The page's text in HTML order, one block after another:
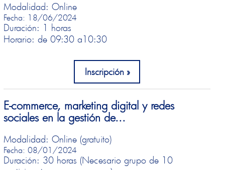
Modalidad: Online
Fecha: 18/06/2024
Duración: 1 horas
Horario: de 09:30 a10:30
Inscripción
E-commerce, marketing digital y redes
sociales en la gestión de...
Modalidad: Online (gratuito)
Fecha: 08/01/2024
Duración: 30 horas (Necesario grupo de 10